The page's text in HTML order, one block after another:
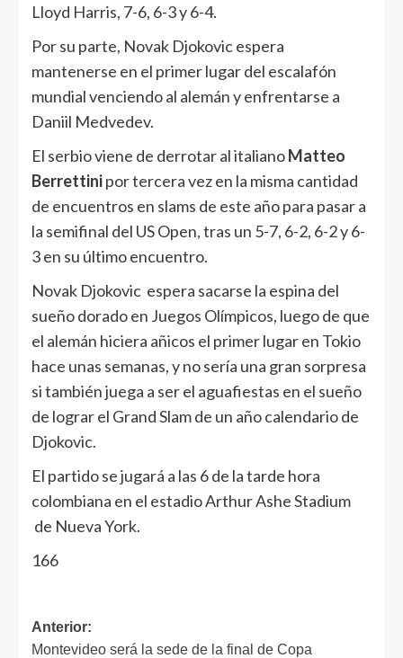
Lloyd Harris, 7-6, 6-3 y 6-4.
Por su parte, Novak Djokovic espera
mantenerse en el primer lugar del escalafón
mundial venciendo al alemán y enfrentarse a
Daniil Medvedev.
El serbio viene de derrotar al italianoMatteo
Berrettinipor tercera vez en la misma cantidad
de encuentros en slams de este año para pasar a
la semifinal del US Open, tras un 5-7, 6-2, 6-2 y 6-
3 en su último encuentro.
Novak Djokovic espera sacarse la espina del
sueño dorado en Juegos Olímpicos, luego de que
el alemán hiciera añicos el primer lugar en Tokio
hace unas semanas, y no sería una gran sorpresa
si también juega a ser el aguafiestas en el sueño
de lograr el Grand Slam de un año calendario de
Djokovic.
El partido se jugará a las 6 de la tarde hora
colombiana en el estadio Arthur Ashe Stadium
de Nueva York.
166
Anterior:
Montevideo será la sede de la final de Copa